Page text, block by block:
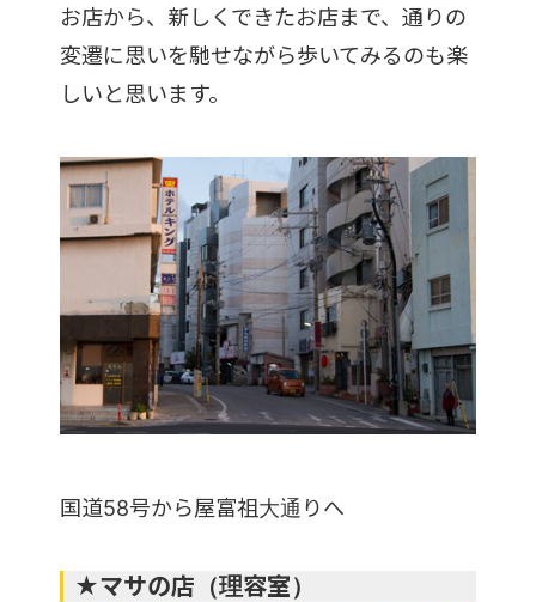
お店から、新しくできたお店まで、通りの
変遷に思いを馳せながら歩いてみるのも楽
しいと思います。
国道58号から屋富祖大通りへ
★マサの店（理容室）